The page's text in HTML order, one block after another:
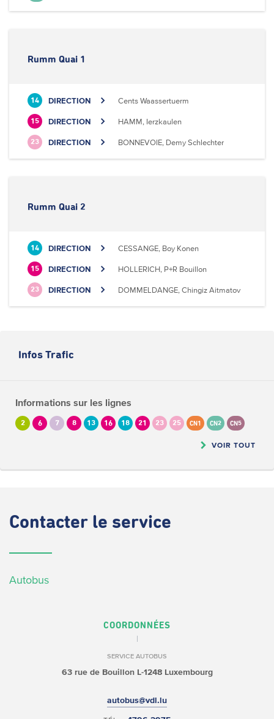
Infos Trafic
Informations sur les lignes
2 6 7 8 13 16 18 21 23 25 CN1 CN2 CN5
VOIR TOUT
Rumm Quai 1
14 DIRECTION Cents Waassertuerm
15 DIRECTION HAMM, Ierzkaulen
23 DIRECTION BONNEVOIE, Demy Schlechter
Rumm Quai 2
14 DIRECTION CESSANGE, Boy Konen
15 DIRECTION HOLLERICH, P+R Bouillon
23 DIRECTION DOMMELDANGE, Chingiz Aitmatov
Contacter le service
Autobus
COORDONNÉES
SERVICE AUTOBUS
63 rue de BouillonL-1248 Luxembourg
autobus@vdl.lu